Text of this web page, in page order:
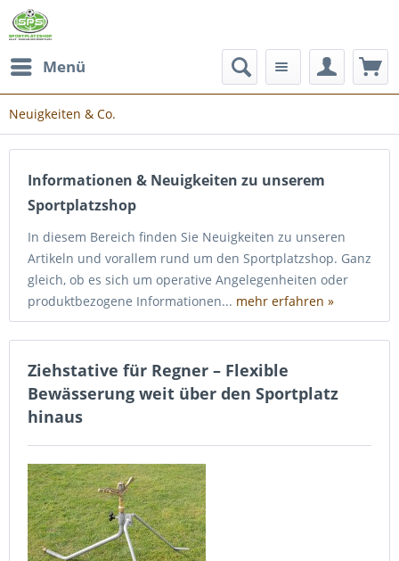
Menü
Neuigkeiten & Co.
Informationen & Neuigkeiten zu unserem
Sportplatzshop
In diesem Bereich finden Sie Neuigkeiten zu unseren
Artikeln und vorallem rund um den Sportplatzshop. Ganz
gleich, ob es sich um operative Angelegenheiten oder
produktbezogene Informationen... mehr erfahren »
Ziehstative für Regner – Flexible
Bewässerung weit über den Sportplatz
hinaus